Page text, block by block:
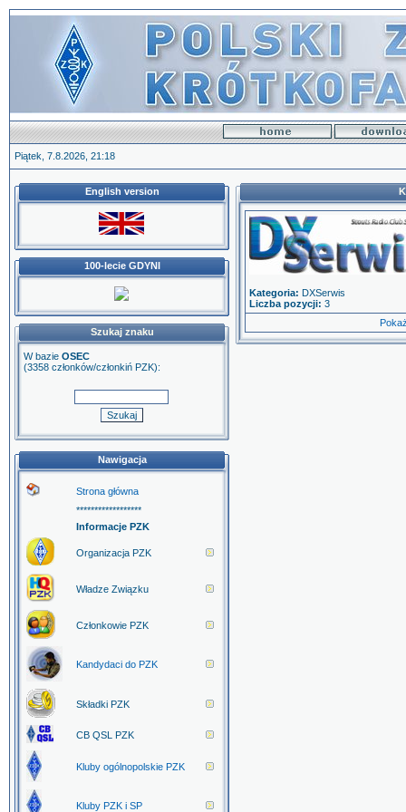
Piątek, 7.8.2026, 21:18
English version
100-lecie GDYNI
Szukaj znaku
W bazie OSEC
(3358 członków/członkiń PZK):
Nawigacja
Strona główna
******************
Informacje PZK
Organizacja PZK
Władze Związku
Członkowie PZK
Kandydaci do PZK
Składki PZK
CB QSL PZK
Kluby ogólnopolskie PZK
Kluby PZK i SP
Kategoria: DXSerwis
Liczba pozycji: 3